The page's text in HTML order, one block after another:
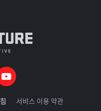
서비스 이용 약관